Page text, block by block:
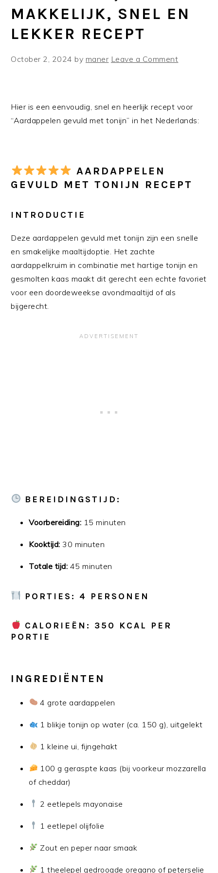
MAKKELIJK, SNEL EN
LEKKER RECEPT
October 2, 2024 by maner Leave a Comment
Hier is een eenvoudig, snel en heerlijk recept voor
“Aardappelen gevuld met tonijn” in het Nederlands:
AARDAPPELEN
GEVULD MET TONIJN RECEPT
INTRODUCTIE
Deze aardappelen gevuld met tonijn zijn een snelle
en smakelijke maaltijdoptie. Het zachte
aardappelkruim in combinatie met hartige tonijn en
gesmolten kaas maakt dit gerecht een echte favoriet
voor een doordeweekse avondmaaltijd of als
bijgerecht.
BEREIDINGSTIJD:
Voorbereiding: 15 minuten
Kooktijd: 30 minuten
Totale tijd: 45 minuten
PORTIES: 4 PERSONEN
CALORIEËN: 350 KCAL PER
PORTIE
INGREDIËNTEN
4 grote aardappelen
1 blikje tonijn op water (ca. 150 g), uitgelekt
1 kleine ui, fijngehakt
100 g geraspte kaas (bij voorkeur mozzarella
of cheddar)
2 eetlepels mayonaise
1 eetlepel olijfolie
Zout en peper naar smaak
1 theelepel gedroogde oregano of peterselie